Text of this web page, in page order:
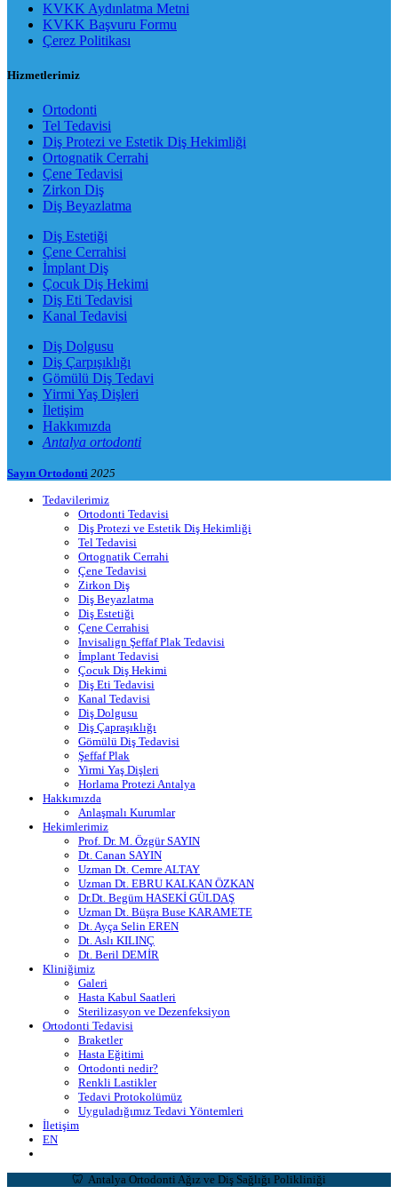
KVKK Aydınlatma Metni
KVKK Başvuru Formu
Çerez Politikası
Hizmetlerimiz
Ortodonti
Tel Tedavisi
Diş Protezi ve Estetik Diş Hekimliği
Ortognatik Cerrahi
Çene Tedavisi
Zirkon Diş
Diş Beyazlatma
Diş Estetiği
Çene Cerrahisi
İmplant Diş
Çocuk Diş Hekimi
Diş Eti Tedavisi
Kanal Tedavisi
Diş Dolgusu
Diş Çarpışıklığı
Gömülü Diş Tedavi
Yirmi Yaş Dişleri
İletişim
Hakkımızda
Antalya ortodonti
Sayın Ortodonti 2025
Tedavilerimiz
Ortodonti Tedavisi
Diş Protezi ve Estetik Diş Hekimliği
Tel Tedavisi
Ortognatik Cerrahi
Çene Tedavisi
Zirkon Diş
Diş Beyazlatma
Diş Estetiği
Çene Cerrahisi
Invisalign Şeffaf Plak Tedavisi
İmplant Tedavisi
Çocuk Diş Hekimi
Diş Eti Tedavisi
Kanal Tedavisi
Diş Dolgusu
Diş Çapraşıklığı
Gömülü Diş Tedavisi
Şeffaf Plak
Yirmi Yaş Dişleri
Horlama Protezi Antalya
Hakkımızda
Anlaşmalı Kurumlar
Hekimlerimiz
Prof. Dr. M. Özgür SAYIN
Dt. Canan SAYIN
Uzman Dt. Cemre ALTAY
Uzman Dt. EBRU KALKAN ÖZKAN
Dr.Dt. Begüm HASEKİ GÜLDAŞ
Uzman Dt. Büşra Buse KARAMETE
Dt. Ayça Selin EREN
Dt. Aslı KILINÇ
Dt. Beril DEMİR
Kliniğimiz
Galeri
Hasta Kabul Saatleri
Sterilizasyon ve Dezenfeksiyon
Ortodonti Tedavisi
Braketler
Hasta Eğitimi
Ortodonti nedir?
Renkli Lastikler
Tedavi Protokolümüz
Uyguladığımız Tedavi Yöntemleri
İletişim
EN
🦷 Antalya Ortodonti Ağız ve Diş Sağlığı Polikliniği